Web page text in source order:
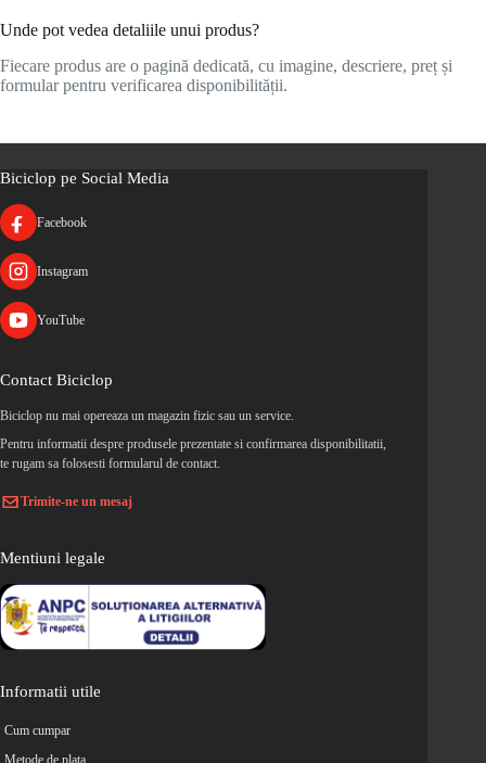
Unde pot vedea detaliile unui produs?
Fiecare produs are o pagină dedicată, cu imagine, descriere, preț și
formular pentru verificarea disponibilității.
Biciclop pe Social Media
Facebook
Instagram
YouTube
Contact Biciclop
Biciclop nu mai opereaza un magazin fizic sau un service.
Pentru informatii despre produsele prezentate si confirmarea disponibilitatii,
te rugam sa folosesti formularul de contact.
Trimite-ne un mesaj
Mentiuni legale
Informatii utile
Cum cumpar
Metode de plata